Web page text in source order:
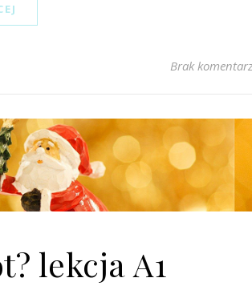
Brak
lekcja A1